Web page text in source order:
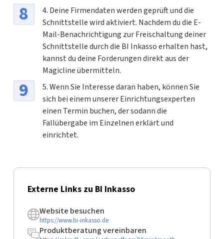
4. Deine Firmendaten werden geprüft und die
Schnittstelle wird aktiviert. Nachdem du die E-
Mail-Benachrichtigung zur Freischaltung deiner
Schnittstelle durch die BI Inkasso erhalten hast,
kannst du deine Forderungen direkt aus der
Magicline übermitteln.
5. Wenn Sie Interesse daran haben, können Sie
sich bei einem unserer Einrichtungsexperten
einen Termin buchen, der sodann die
Fallübergabe im Einzelnen erklärt und
einrichtet.
Externe Links zu BI Inkasso
Website besuchen
https://www.bi-inkasso.de
Produktberatung vereinbaren